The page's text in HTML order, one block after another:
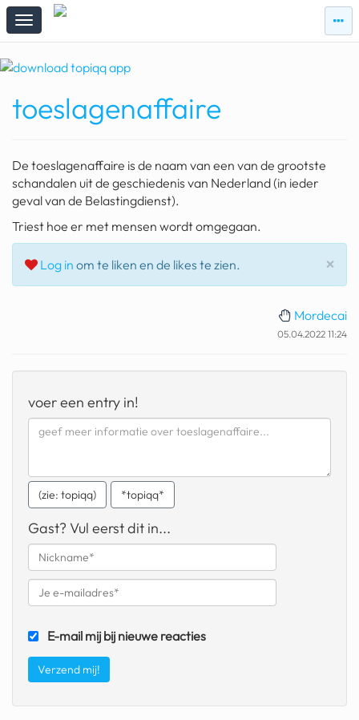
zie
topiqqs
zie
#vandaag
Topiqqs Reacties
ark van noach
pokemon kaarten
fomo
21.4 procent btw
geochelone yniphora
wibra
blokker
it really whips the llama s
ass
chinese automerken
boring phone
dunkin donuts
ryanair
dpd
toeslagenaffaire
De toeslagenaffaire is de naam van een van de grootste
schandalen uit de geschiedenis van Nederland (in ieder
geval van de Belastingdienst).
Triest hoe er met mensen wordt omgegaan.
×
Log in om te liken en de likes te zien.
Mordecai
05.04.2022 11:24
voer een entry in!
(zie: topiqq) *topiqq*
Gast? Vul eerst dit in...
E-mail mij bij nieuwe reacties